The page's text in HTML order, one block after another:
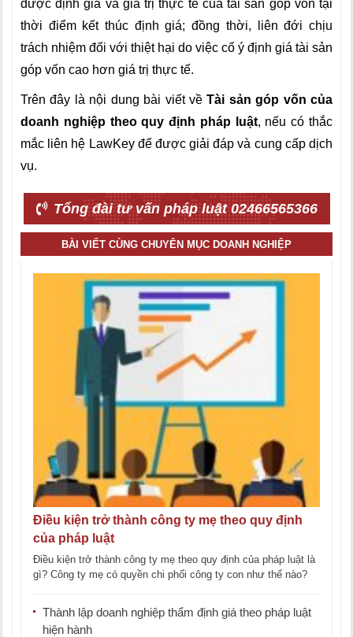
được định giá và giá trị thực tế của tài sản góp vốn tại
thời điểm kết thúc định giá; đồng thời, liên đới chịu
trách nhiệm đối với thiệt hại do việc cố ý định giá tài sản
góp vốn cao hơn giá trị thực tế.
Trên đây là nội dung bài viết vềTài sản góp vốn của
doanh nghiệp theo quy định pháp luật, nếu có thắc
mắc liên hệ LawKey để được giải đáp và cung cấp dịch
vụ.
Tổng đài tư vấn pháp luật 02466565366
BÀI VIẾT CÙNG CHUYÊN MỤC DOANH NGHIỆP
Điều kiện trở thành công ty mẹ theo quy định
của pháp luật
Điều kiện trở thành công ty mẹ theo quy định của pháp luật là
gì? Công ty mẹ có quyền chi phối công ty con như thế nào?
Thành lập doanh nghiệp thẩm định giá theo pháp luật
hiện hành